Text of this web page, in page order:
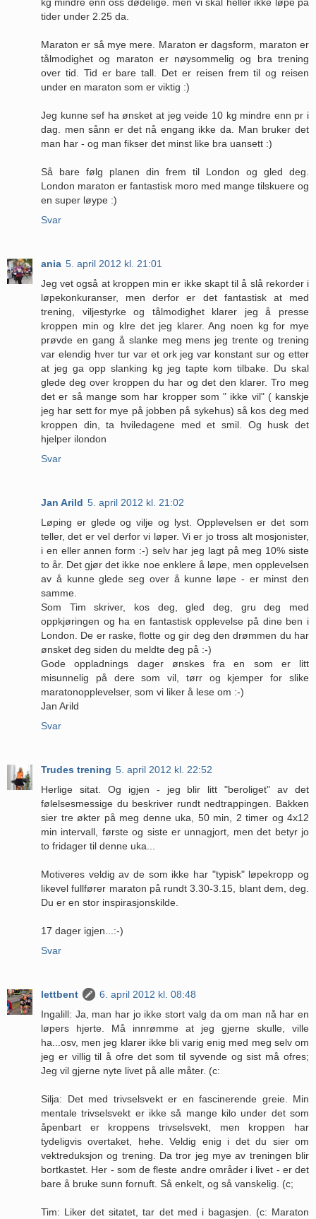
tider under 2.25 da.
Maraton er så mye mere. Maraton er dagsform, maraton er
tålmodighet og maraton er nøysommelig og bra trening
over tid. Tid er bare tall. Det er reisen frem til og reisen
under en maraton som er viktig :)
Jeg kunne sef ha ønsket at jeg veide 10 kg mindre enn pr i
dag. men sånn er det nå engang ikke da. Man bruker det
man har - og man fikser det minst like bra uansett :)
Så bare følg planen din frem til London og gled deg.
London maraton er fantastisk moro med mange tilskuere og
en super løype :)
Svar
ania 5. april 2012 kl. 21:01
Jeg vet også at kroppen min er ikke skapt til å slå rekorder i
løpekonkuranser, men derfor er det fantastisk at med
trening, viljestyrke og tålmodighet klarer jeg å presse
kroppen min og klre det jeg klarer. Ang noen kg for mye
prøvde en gang å slanke meg mens jeg trente og trening
var elendig hver tur var et ork jeg var konstant sur og etter
at jeg ga opp slanking kg jeg tapte kom tilbake. Du skal
glede deg over kroppen du har og det den klarer. Tro meg
det er så mange som har kropper som " ikke vil" ( kanskje
jeg har sett for mye på jobben på sykehus) så kos deg med
kroppen din, ta hviledagene med et smil. Og husk det
hjelper ilondon
Svar
Jan Arild 5. april 2012 kl. 21:02
Løping er glede og vilje og lyst. Opplevelsen er det som
teller, det er vel derfor vi løper. Vi er jo tross alt mosjonister,
i en eller annen form :-) selv har jeg lagt på meg 10% siste
to år. Det gjør det ikke noe enklere å løpe, men opplevelsen
av å kunne glede seg over å kunne løpe - er minst den
samme.
Som Tim skriver, kos deg, gled deg, gru deg med
oppkjøringen og ha en fantastisk opplevelse på dine ben i
London. De er raske, flotte og gir deg den drømmen du har
ønsket deg siden du meldte deg på :-)
Gode oppladnings dager ønskes fra en som er litt
misunnelig på dere som vil, tørr og kjemper for slike
maratonopplevelser, som vi liker å lese om :-)
Jan Arild
Svar
Trudes trening 5. april 2012 kl. 22:52
Herlige sitat. Og igjen - jeg blir litt "beroliget" av det
følelsesmessige du beskriver rundt nedtrappingen. Bakken
sier tre økter på meg denne uka, 50 min, 2 timer og 4x12
min intervall, første og siste er unnagjort, men det betyr jo
to fridager til denne uka...
Motiveres veldig av de som ikke har "typisk" løpekropp og
likevel fullfører maraton på rundt 3.30-3.15, blant dem, deg.
Du er en stor inspirasjonskilde.
17 dager igjen...:-)
Svar
lettbent
6. april 2012 kl. 08:48
Ingalill: Ja, man har jo ikke stort valg da om man nå har en
løpers hjerte. Må innrømme at jeg gjerne skulle, ville
ha...osv, men jeg klarer ikke bli varig enig med meg selv om
jeg er villig til å ofre det som til syvende og sist må ofres;
Jeg vil gjerne nyte livet på alle måter. (c:
Silja: Det med trivselsvekt er en fascinerende greie. Min
mentale trivselsvekt er ikke så mange kilo under det som
åpenbart er kroppens trivselsvekt, men kroppen har
tydeligvis overtaket, hehe. Veldig enig i det du sier om
vektreduksjon og trening. Da tror jeg mye av treningen blir
bortkastet. Her - som de fleste andre områder i livet - er det
bare å bruke sunn fornuft. Så enkelt, og så vanskelig. (c;
Tim: Liker det sitatet, tar det med i bagasjen. (c: Maraton